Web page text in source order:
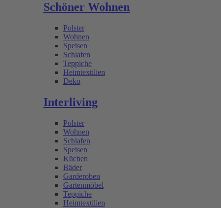
Schöner Wohnen
Polster
Wohnen
Speisen
Schlafen
Teppiche
Heimtextilien
Deko
Interliving
Polster
Wohnen
Schlafen
Speisen
Küchen
Bäder
Garderoben
Gartenmöbel
Teppiche
Heimtextilien